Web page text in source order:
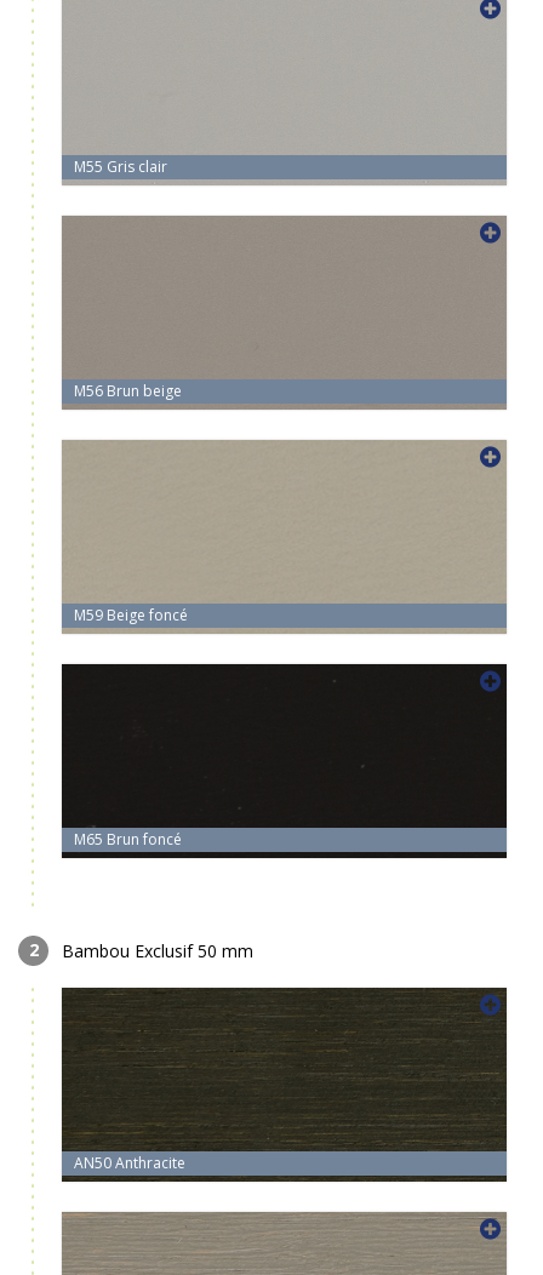
M55 Gris clair
M56 Brun beige
M59 Beige foncé
M65 Brun foncé
Bambou Exclusif 50 mm
AN50 Anthracite